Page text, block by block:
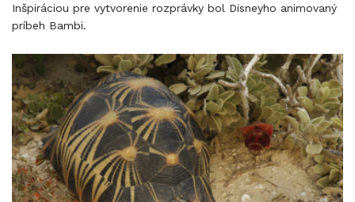
Inšpiráciou pre vytvorenie rozprávky bol Disneyho animovaný
príbeh Bambi.